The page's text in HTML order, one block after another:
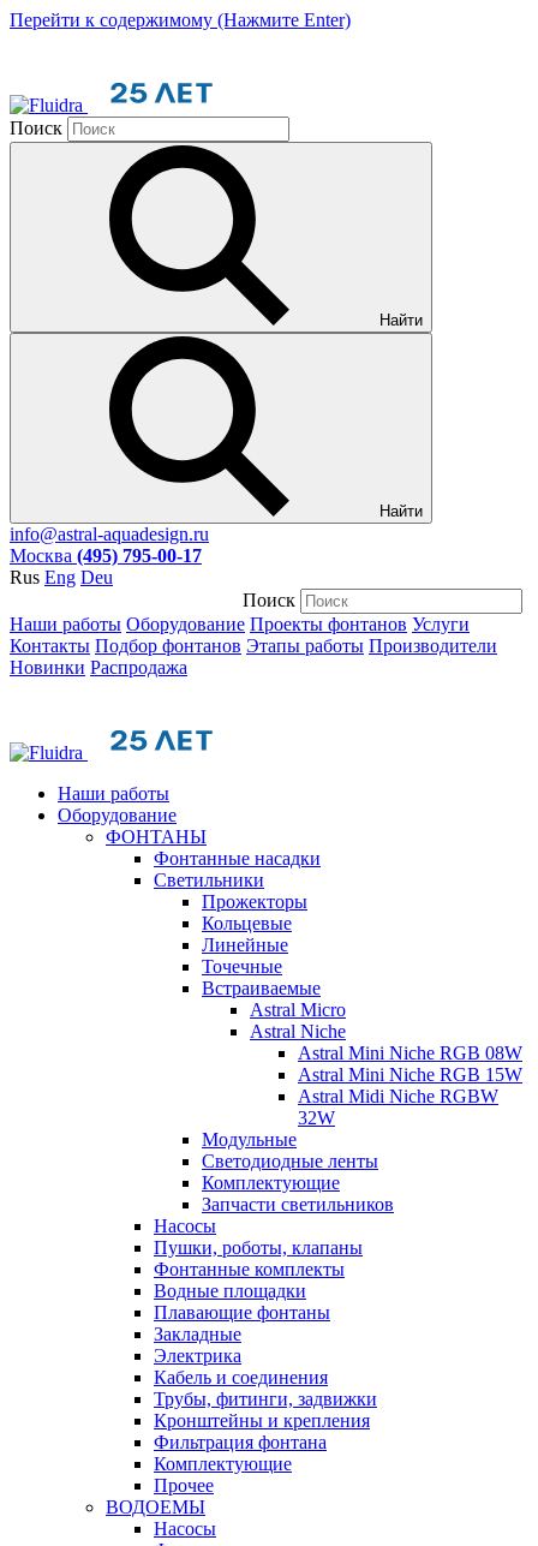
Перейти к содержимому (Нажмите Enter)
Поиск
Найти
Найти
info@astral-aquadesign.ru
Москва (495) 795-00-17
Rus Eng Deu
Поиск
Наши работы Оборудование Проекты фонтанов Услуги
Контакты Подбор фонтанов Этапы работы Производители
Новинки Распродажа
Наши работы
Оборудование
ФОНТАНЫ
Фонтанные насадки
Cветильники
Прожекторы
Кольцевые
Линейные
Точечные
Встраиваемые
Astral Micro
Astral Niche
Astral Mini Niсhe RGB 08W
Astral Mini Niсhe RGB 15W
Astral Midi Niсhe RGBW
32W
Модульные
Светодиодные ленты
Комплектующие
Запчасти светильников
Насосы
Пушки, роботы, клапаны
Фонтанные комплекты
Водные площадки
Плавающие фонтаны
Закладные
Электрика
Кабель и соединения
Трубы, фитинги, задвижки
Кронштейны и крепления
Фильтрация фонтана
Комплектующие
Прочее
ВОДОЕМЫ
Насосы